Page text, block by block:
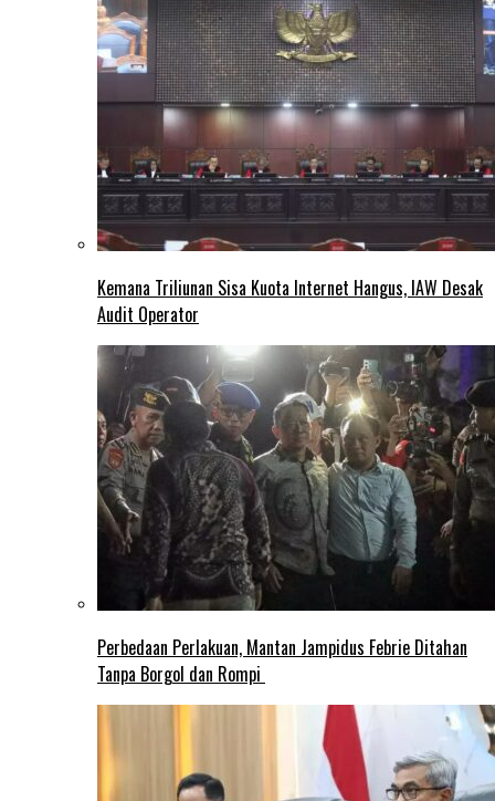
Kemana Triliunan Sisa Kuota Internet Hangus, IAW Desak
Audit Operator
Perbedaan Perlakuan, Mantan Jampidus Febrie Ditahan
Tanpa Borgol dan Rompi